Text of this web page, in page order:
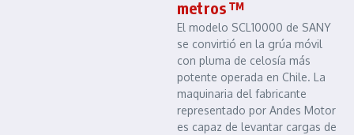
metros ™
El modelo SCL10000 de SANY
se convirtió en la grúa móvil
con pluma de celosía más
potente operada en Chile. La
maquinaria del fabricante
representado por Andes Motor
es capaz de levantar cargas de